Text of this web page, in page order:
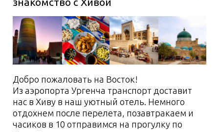
красочной среди всех восточных. У местных
поваров есть свои обычаи, тайны и рецепты,
которым не одно столетие. Отведаем
хорезмский плов, тухум барак, маставу и
прочие национальные блюда в невероятно
домашней и уютной обстановке местных
кафе.
2 день: переезд в Бухару
через пустыню Кызылкум
3 день: экскурсия по